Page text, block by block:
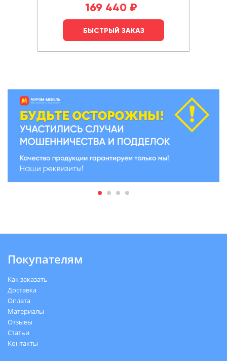
169 440 ₽
БЫСТРЫЙ ЗАКАЗ
Покупателям
Как заказать
Доставка
Оплата
Материалы
Отзывы
Статьи
Контакты